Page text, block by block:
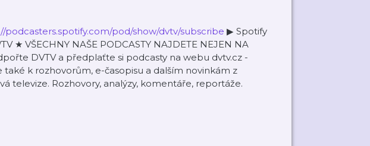
podcasters.spotify.com/pod/show/dvtv/subscribe ▶ Spotify
★ VŠECHNY NAŠE PODCASTY NAJDETE NEJEN NA
DVTV a předplaťte si podcasty na webu dvtv.cz -
k rozhovorům, e-časopisu a dalším novinkám z
televize. Rozhovory, analýzy, komentáře, reportáže.